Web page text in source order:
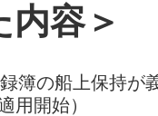
内容＞
録簿の船上保持
用開始）